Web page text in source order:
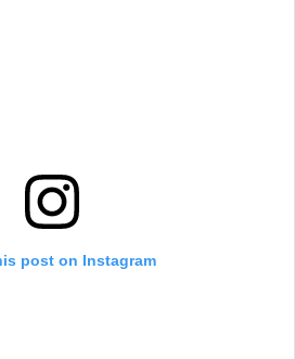
post on Instagram